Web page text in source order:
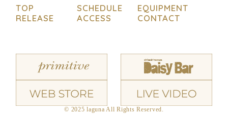
TOP SCHEDULE
EQUIPMENT
RELEASE
ACCESS CONTACT
© 2025 laguna All Rights Reserved.